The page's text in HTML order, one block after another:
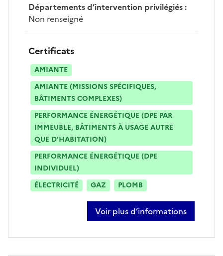
Départements d’intervention privilégiés:
Non renseigné
Certificats
AMIANTE
AMIANTE (MISSIONS SPÉCIFIQUES,
BÂTIMENTS COMPLEXES)
PERFORMANCE ÉNERGÉTIQUE (DPE PAR
IMMEUBLE, BÂTIMENTS À USAGE AUTRE
QUE D’HABITATION)
PERFORMANCE ÉNERGÉTIQUE (DPE
INDIVIDUEL)
ÉLECTRICITÉ
GAZ PLOMB
Voir plus d’informations
sur loic saux